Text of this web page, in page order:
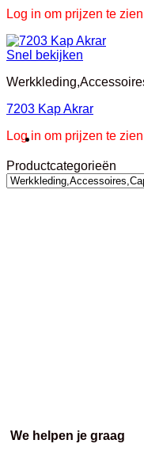
Log in om prijzen te zien
Snel bekijken
7203 Kap Akrar
Log in om prijzen te zien
Productcategorieën
We helpen je graag